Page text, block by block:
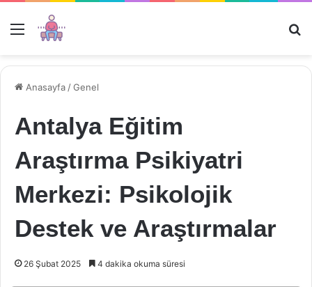
Menü
Anasayfa /Genel
Antalya Eğitim
Araştırma Psikiyatri
Merkezi: Psikolojik
Destek ve Araştırmalar
26 Şubat 2025 4 dakika okuma süresi